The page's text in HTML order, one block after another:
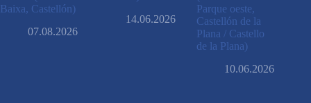
Baixa, Castellón)
07.08.2026
14.06.2026
Parque oeste,
Castellón de la
Plana / Castello
de la Plana)
10.06.2026